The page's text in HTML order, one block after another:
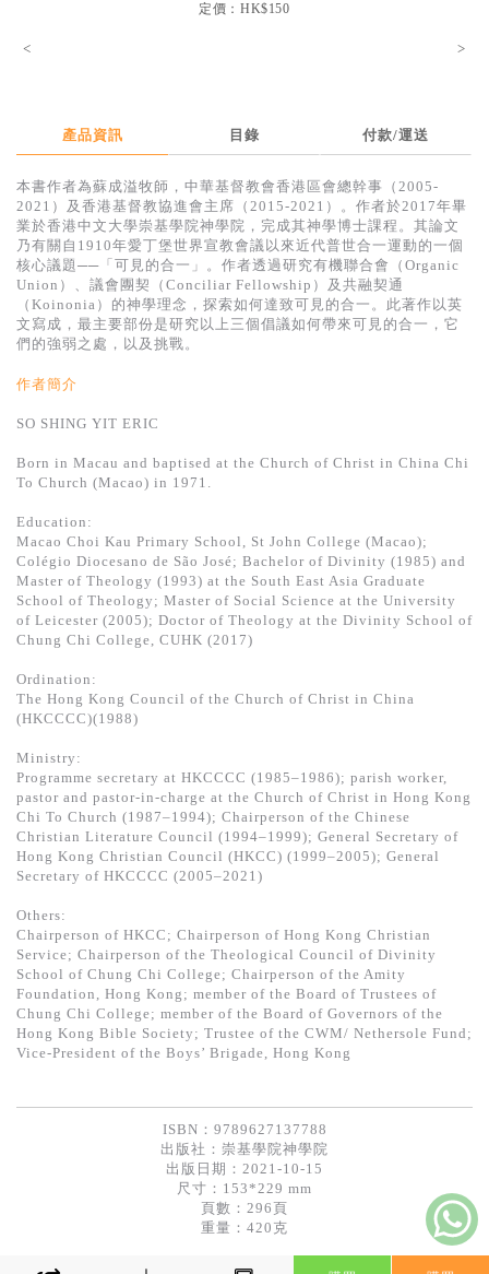
中文二手書
英文二手書
精選英文書
電子書
基道 Top 50
定價：HK$150
< >
產品資訊 目錄 付款/運送
本書作者為蘇成溢牧師，中華基督教會香港區會總幹事（2005-
2021）及香港基督教協進會主席（2015-2021）。作者於2017年畢
業於香港中文大學崇基學院神學院，完成其神學博士課程。其論文
乃有關自1910年愛丁堡世界宣教會議以來近代普世合一運動的一個
核心議題──「可見的合一」。作者透過研究有機聯合會（Organic
Union）、議會團契（Conciliar Fellowship）及共融契通
（Koinonia）的神學理念，探索如何達致可見的合一。此著作以英
文寫成，最主要部份是研究以上三個倡議如何帶來可見的合一，它
們的強弱之處，以及挑戰。
作者簡介
SO SHING YIT ERIC
Born in Macau and baptised at the Church of Christ in China Chi
To Church (Macao) in 1971.
Education:
Macao Choi Kau Primary School, St John College (Macao);
Colégio Diocesano de São José; Bachelor of Divinity (1985) and
Master of Theology (1993) at the South East Asia Graduate
School of Theology; Master of Social Science at the University
of Leicester (2005); Doctor of Theology at the Divinity School of
Chung Chi College, CUHK (2017)
Ordination:
The Hong Kong Council of the Church of Christ in China
(HKCCCC)(1988)
Ministry:
Programme secretary at HKCCCC (1985–1986); parish worker,
pastor and pastor-in-charge at the Church of Christ in Hong Kong
Chi To Church (1987–1994); Chairperson of the Chinese
Christian Literature Council (1994–1999); General Secretary of
Hong Kong Christian Council (HKCC) (1999–2005); General
Secretary of HKCCCC (2005–2021)
Others:
Chairperson of HKCC; Chairperson of Hong Kong Christian
Service; Chairperson of the Theological Council of Divinity
School of Chung Chi College; Chairperson of the Amity
Foundation, Hong Kong; member of the Board of Trustees of
Chung Chi College; member of the Board of Governors of the
Hong Kong Bible Society; Trustee of the CWM/ Nethersole Fund;
Vice-President of the Boys’ Brigade, Hong Kong
ISBN：9789627137788
出版社： 崇基學院神學院
出版日期：2021-10-15
尺寸：153*229 mm
頁數：296頁
重量：420克